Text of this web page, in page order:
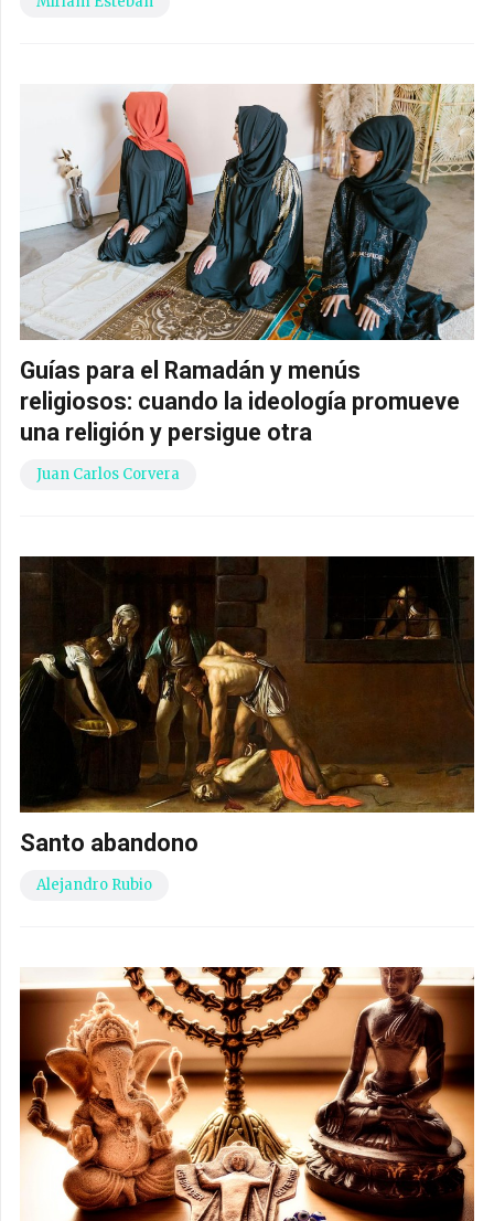
Guías para el Ramadán y menús
religiosos: cuando la ideología promueve
una religión y persigue otra
Juan Carlos Corvera
Santo abandono
Alejandro Rubio